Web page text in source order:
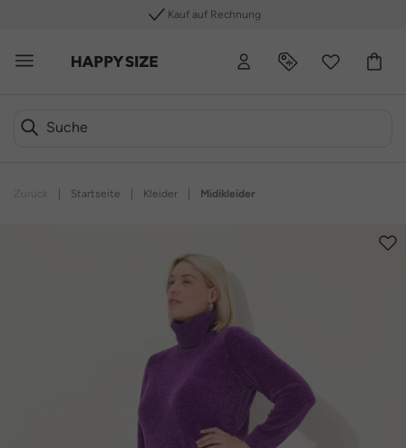
Kauf auf Rechnung
Startseite Kleider Midikleider